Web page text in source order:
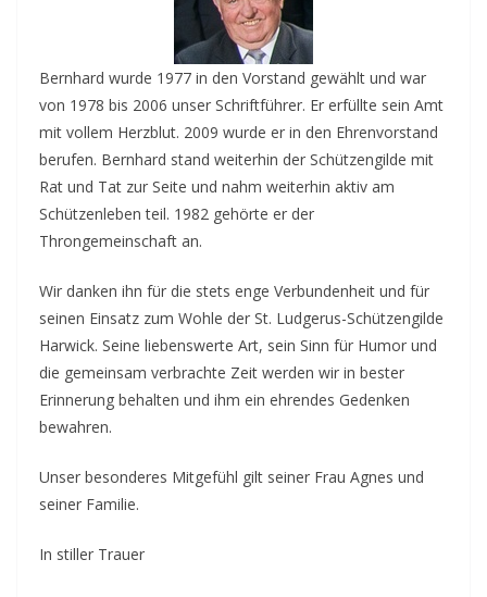
Bernhard wurde 1977 in den Vorstand gewählt und war
von 1978 bis 2006 unser Schriftführer. Er erfüllte sein Amt
mit vollem Herzblut. 2009 wurde er in den Ehrenvorstand
berufen. Bernhard stand weiterhin der Schützengilde mit
Rat und Tat zur Seite und nahm weiterhin aktiv am
Schützenleben teil. 1982 gehörte er der
Throngemeinschaft an.
Wir danken ihn für die stets enge Verbundenheit und für
seinen Einsatz zum Wohle der St. Ludgerus-Schützengilde
Harwick. Seine liebenswerte Art, sein Sinn für Humor und
die gemeinsam verbrachte Zeit werden wir in bester
Erinnerung behalten und ihm ein ehrendes Gedenken
bewahren.
Unser besonderes Mitgefühl gilt seiner Frau Agnes und
seiner Familie.
In stiller Trauer